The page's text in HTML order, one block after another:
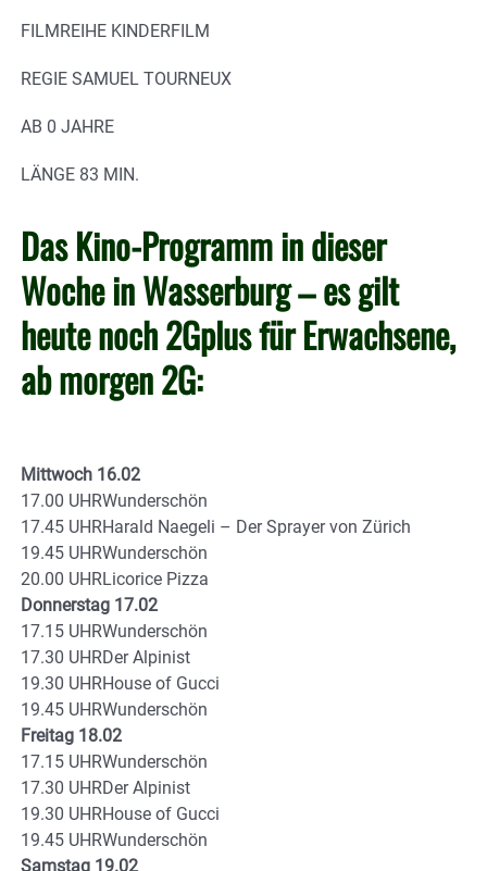
FILMREIHE KINDERFILM
REGIE SAMUEL TOURNEUX
AB 0 JAHRE
LÄNGE 83 MIN.
Das Kino-Programm in dieser
Woche in Wasserburg – es gilt
heute noch 2Gplus für Erwachsene,
ab morgen 2G:
Mittwoch 16.02
17.00 UHRWunderschön
17.45 UHRHarald Naegeli – Der Sprayer von Zürich
19.45 UHRWunderschön
20.00 UHRLicorice Pizza
Donnerstag 17.02
17.15 UHRWunderschön
17.30 UHRDer Alpinist
19.30 UHRHouse of Gucci
19.45 UHRWunderschön
Freitag 18.02
17.15 UHRWunderschön
17.30 UHRDer Alpinist
19.30 UHRHouse of Gucci
19.45 UHRWunderschön
Samstag 19.02